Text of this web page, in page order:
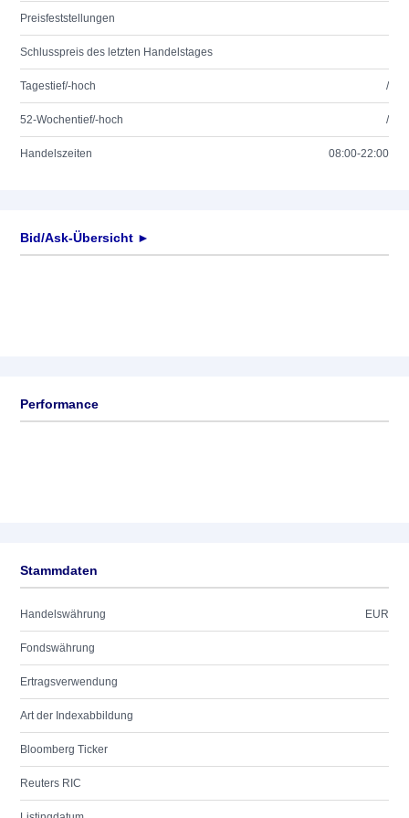
Preisfeststellungen
Schlusspreis des letzten Handelstages
Tagestief/-hoch /
52-Wochentief/-hoch /
Handelszeiten 08:00-22:00
Bid/Ask-Übersicht ►
Performance
Stammdaten
Handelswährung EUR
Fondswährung
Ertragsverwendung
Art der Indexabbildung
Bloomberg Ticker
Reuters RIC